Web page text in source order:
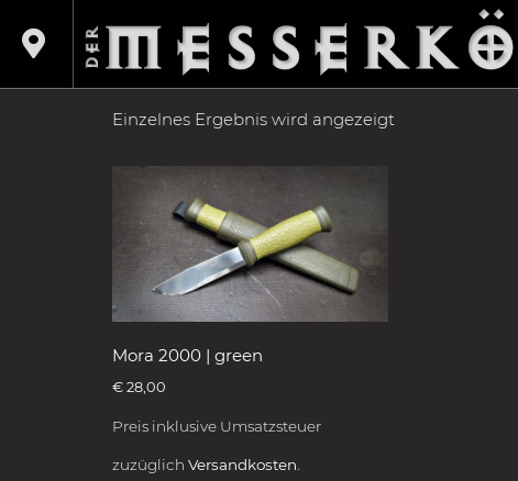
Produkte verschlagwortet mit „preppen“/
PREPPEN
Einzelnes Ergebnis wird angezeigt
Mora 2000 | green
€ 28,00
Preis inklusive Umsatzsteuer
zuzüglich Versandkosten.